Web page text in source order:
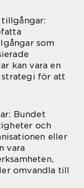
som
kan vara en
strategi för att
Bundet
och
eller
vara
omvandla till